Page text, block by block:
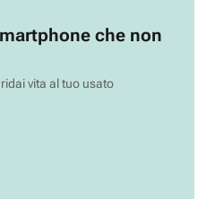
che non
vita al tuo usato